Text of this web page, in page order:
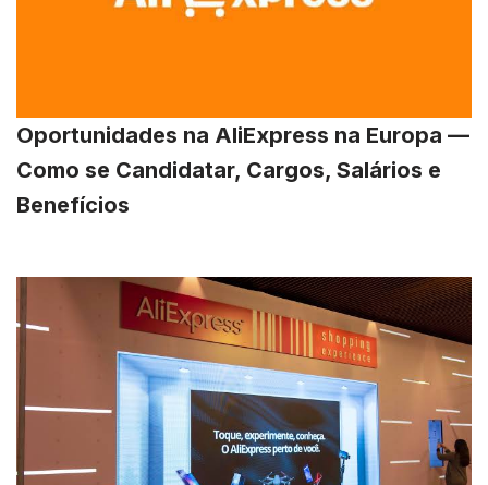
Oportunidades na AliExpress na Europa —
Como se Candidatar, Cargos, Salários e
Benefícios